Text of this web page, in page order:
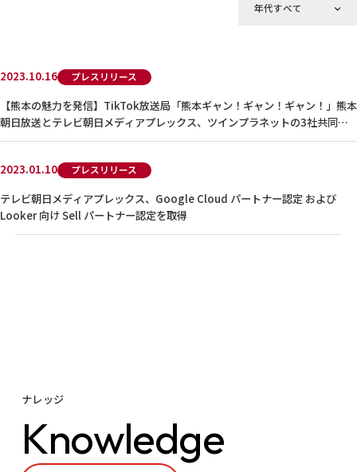
2023.10.16 プレスリリース
【熊本の魅力を発信】TikTok放送局「熊本ギャン！ギャン！ギャン！」熊本
朝日放送とテレビ朝日メディアプレックス、ツインプラネットの3社共同プ
ロジェクト始動。
2023.01.10
プレスリリース
テレビ朝日メディアプレックス、Google Cloud パートナー認定 および
Looker 向け Sell パートナー認定を取得
ナレッジ
Knowledge